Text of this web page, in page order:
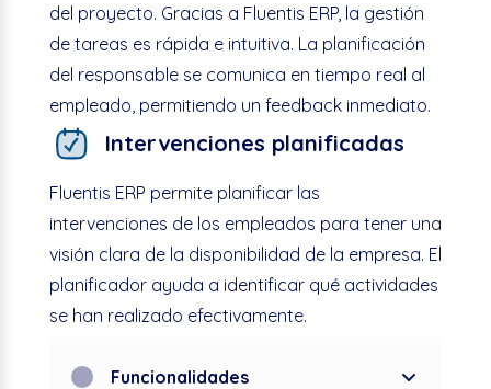
del proyecto. Gracias a Fluentis ERP, la gestión
de tareas es rápida e intuitiva. La planificación
del responsable se comunica en tiempo real al
empleado, permitiendo un feedbackinmediato.
Intervenciones planificadas
Fluentis ERP permite planificar las
intervenciones de los empleados para tener una
visión clara de la disponibilidad de la empresa. El
planificadorayuda a identificar qué actividades
se han realizado efectivamente.
Funcionalidades